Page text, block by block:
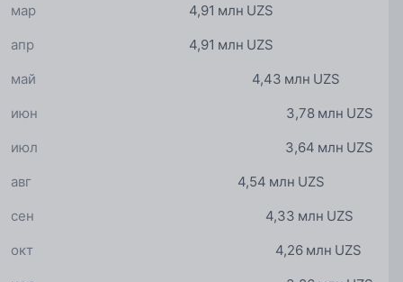
4,91 млн UZS
мар
4,91 млн UZS
апр
4,43 млн UZS
май
3,78 млн UZS
июн
3,64 млн UZS
июл
4,54 млн UZS
авг
4,33 млн UZS
сен
4,26 млн UZS
окт